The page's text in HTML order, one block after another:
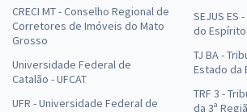
CRECI MT - Conselho Regional de
Corretores de Imóveis do Mato
Grosso
Universidade Federal de
Catalão - UFCAT
UFR - Universidade Federal de
SEJUS ES
do
TJ BA -
Estado da
TRF 3 -
da 3ª